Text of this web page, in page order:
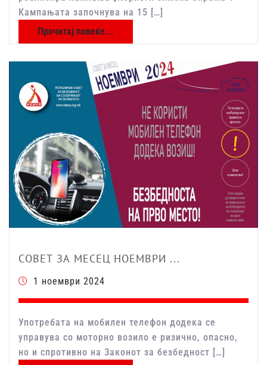
Кампањата започнува на 15 […]
Прочитај повеќе...
СОВЕТ ЗА МЕСЕЦ НОЕМВРИ ...
1 ноември 2024
Употребата на мобилен телефон додека се
управува со моторно возило е ризично, опасно,
но и спротивно на Законот за безбедност […]